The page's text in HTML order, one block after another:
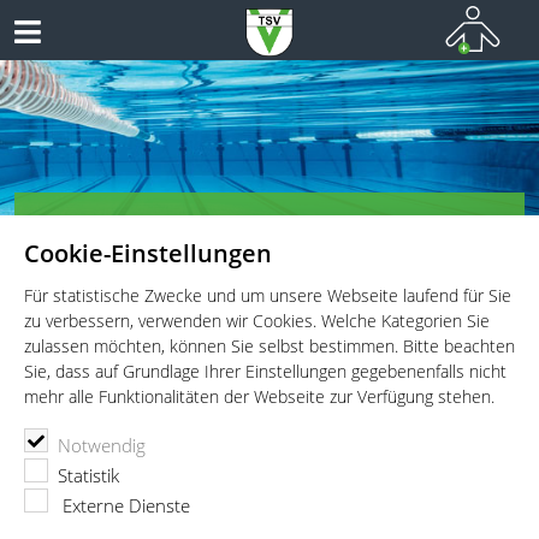
Cookie-Einstellungen
Für statistische Zwecke und um unsere Webseite laufend für Sie
zu verbessern, verwenden wir Cookies. Welche Kategorien Sie
zulassen möchten, können Sie selbst bestimmen. Bitte beachten
Sie, dass auf Grundlage Ihrer Einstellungen gegebenenfalls nicht
mehr alle Funktionalitäten der Webseite zur Verfügung stehen.
Notwendig
Statistik
Externe Dienste
Schwimmen für Wettkämpfer, Leistungsportler und
Freizeitschwimmer
TSV Vaterstetten e.V.
28. internationales Schwimmfest der Stadtwerke Heidenheim
28. internationales Schwimmfest